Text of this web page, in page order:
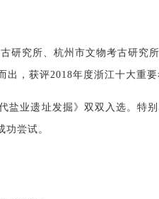
究所、杭州市文物考古研究
，获评2018年度浙江十大重要
业遗址发掘》双双入选。特
尝试。